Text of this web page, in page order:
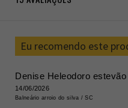
Eu recomendo este
Denise Heleodoro
14/06/2026
Balneário arroio do silva /SC